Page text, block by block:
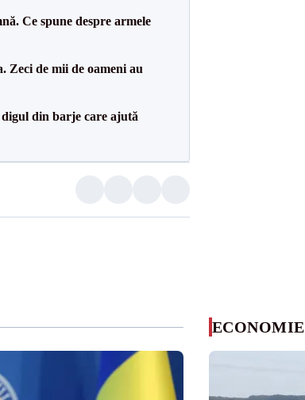
Ce spune despre armele
Zeci de mii de oameni au
din barje care ajută
ECONOMIE